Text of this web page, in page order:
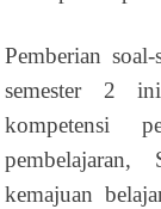
Pemberian
semester 2
kompetensi
pembelajaran,
kemajuan